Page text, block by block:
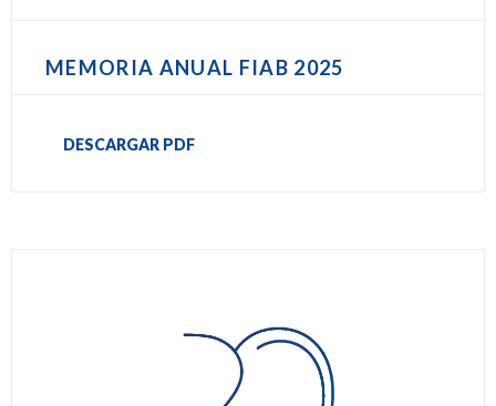
MEMORIA ANUAL FIAB 2025
DESCARGAR PDF